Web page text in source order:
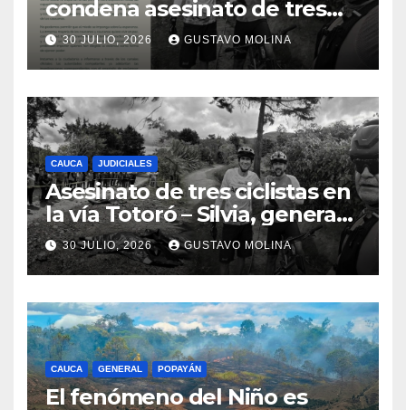
condena asesinato de tres
ciudadanos y exige medidas
urgentes al Gobierno
Nacional
30 JULIO, 2026 GUSTAVO MOLINA
CAUCA JUDICIALES
Asesinato de tres ciclistas en
la vía Totoró – Silvia, genera
consternación en el Cauca
30 JULIO, 2026 GUSTAVO MOLINA
CAUCA GENERAL POPAYÁN
El fenómeno del Niño es